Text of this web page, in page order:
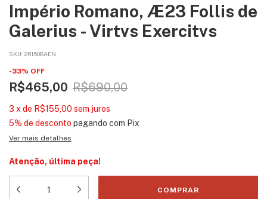
Império Romano, Æ23 Follis de
Galerius - Virtvs Exercitvs
SKU: 261508AEN
-33% OFF
R$465,00 R$690,00
3 x de R$155,00 sem juros
5% de desconto pagando com Pix
Ver mais detalhes
Atenção, última peça!